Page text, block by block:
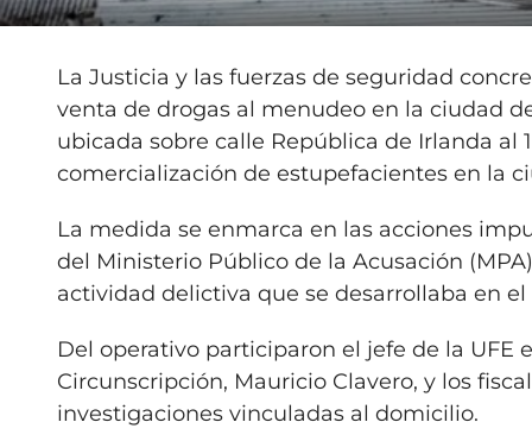
La Justicia y las fuerzas de seguridad
venta de drogas al menudeo en la ciudad
ubicada sobre calle República de Irlanda
comercialización de estupefacientes en la
La medida se enmarca en las acciones
del Ministerio Público de la Acusación
actividad delictiva que se desarrollaba en
Del operativo participaron el jefe de la UFE
Circunscripción, Mauricio Clavero, y los
investigaciones vinculadas al domicilio.